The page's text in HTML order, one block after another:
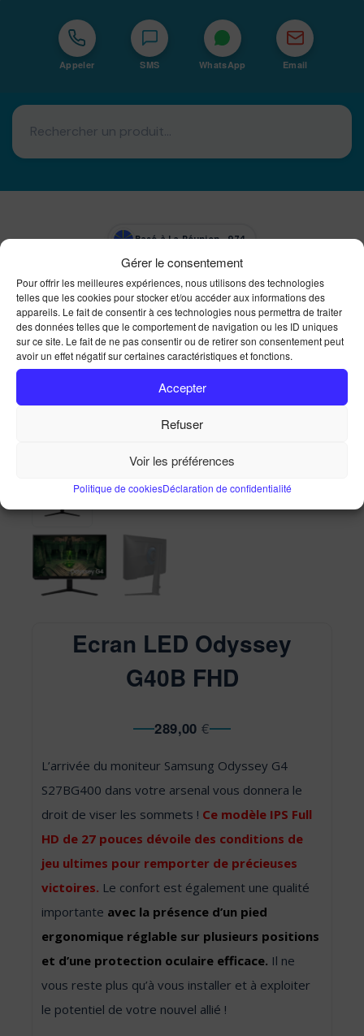
Gérer le consentement
Pour offrir les meilleures expériences, nous utilisons des technologies
telles que les cookies pour stocker et/ou accéder aux informations des
appareils. Le fait de consentir à ces technologies nous permettra de traiter
des données telles que le comportement de navigation ou les ID uniques
sur ce site. Le fait de ne pas consentir ou de retirer son consentement peut
avoir un effet négatif sur certaines caractéristiques et fonctions.
Accepter
Refuser
Voir les préférences
Politique de cookiesDéclaration de confidentialité
Appeler SMS WhatsApp Email
Basé à La Réunion · 974
Bureautique Reunion Ei
Intégrateur de solutions d'impression Bureautique et
DTF à la Réunion
Ecran LED Odyssey
G40B FHD
289,00€
L’arrivée du moniteur Samsung Odyssey G4
S27BG400 dans votre arsenal vous donnera le
droit de viser les sommets ! Ce modèle IPS Full
HD de 27 pouces dévoile des conditions de
jeu ultimes pour remporter de précieuses
victoires. Le confort est également une qualité
importante avec la présence d’un pied
ergonomique réglable sur plusieurs positions
et d’une protection oculaire efficace. Il ne
vous reste plus qu’à vous installer et à exploiter
le potentiel de votre nouvel allié !